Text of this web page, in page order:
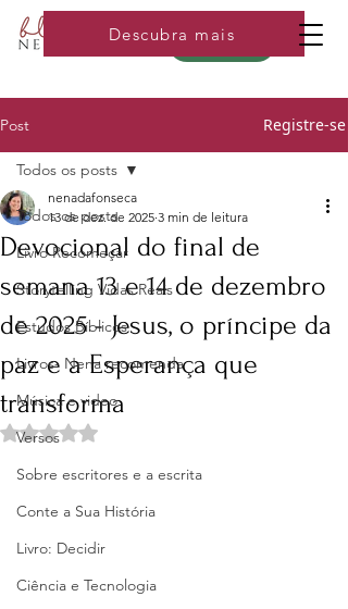
Loja
Descubra mais
Post Registre-se
Todos os posts
Livro Recomeçar
Storytelling Vidas Reais
Estudos Bíblicos
Livros- Nena recomenda
Música e video
Versos
Sobre escritores e a escrita
Conte a Sua História
Livro: Decidir
Ciência e Tecnologia
Todos os posts
Devocional do final de
semana 13 e 14 de dezembro
de 2025 - Jesus, o príncipe da
paz e a Esperança que
transforma
nenadafonseca
13 de dez. de 2025 3 min de leitura
Avaliado com NaN de 5 estrelas.